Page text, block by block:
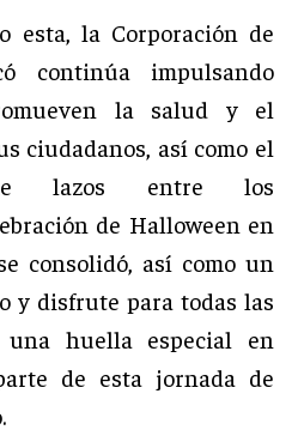
esta, la Corporación de
continúa impulsando
la salud y el
ciudadanos, así como el
de lazos entre los
de Halloween en
consolidó, así como un
y disfrute para todas las
una huella especial en
de esta jornada de